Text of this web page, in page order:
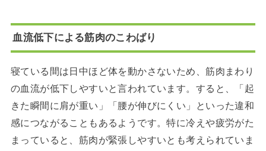
血流低下による筋肉のこわばり
寝ている間は日中ほど体を動かさないため、筋肉まわり
の血流が低下しやすいと言われています。すると、「起
きた瞬間に肩が重い」「腰が伸びにくい」といった違和
感につながることもあるようです。特に冷えや疲労がた
まっていると、筋肉が緊張しやすいとも考えられていま